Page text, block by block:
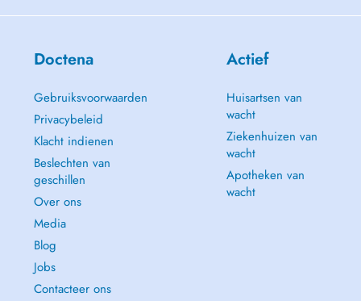
Doctena
Gebruiksvoorwaarden
Privacybeleid
Klacht indienen
Beslechten van
geschillen
Over ons
Media
Blog
Jobs
Contacteer ons
Actief
Huisartsen van
wacht
Ziekenhuizen van
wacht
Apotheken van
wacht